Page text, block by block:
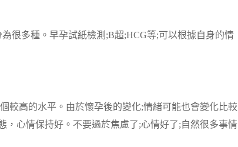
很多種。早孕試紙檢測;B超;HCG等;可以根據自身的情
較高的水平。由於懷孕後的變化;情緒可能也會變化比較
心情保持好。不要過於焦慮了;心情好了;自然很多事情